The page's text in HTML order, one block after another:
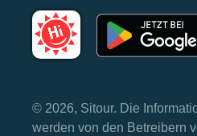
© 2026, Sitour. Die
werden von den Betreibern